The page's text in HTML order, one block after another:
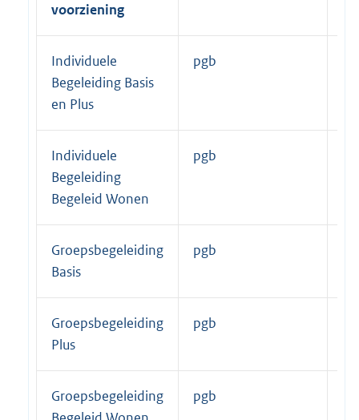
voorziening
Individuele
Begeleiding Basis
en Plus
pgb
Individuele
Begeleiding
Begeleid Wonen
pgb
Groepsbegeleiding
Basis
pgb
Groepsbegeleiding
Plus
pgb
Groepsbegeleiding
pgb